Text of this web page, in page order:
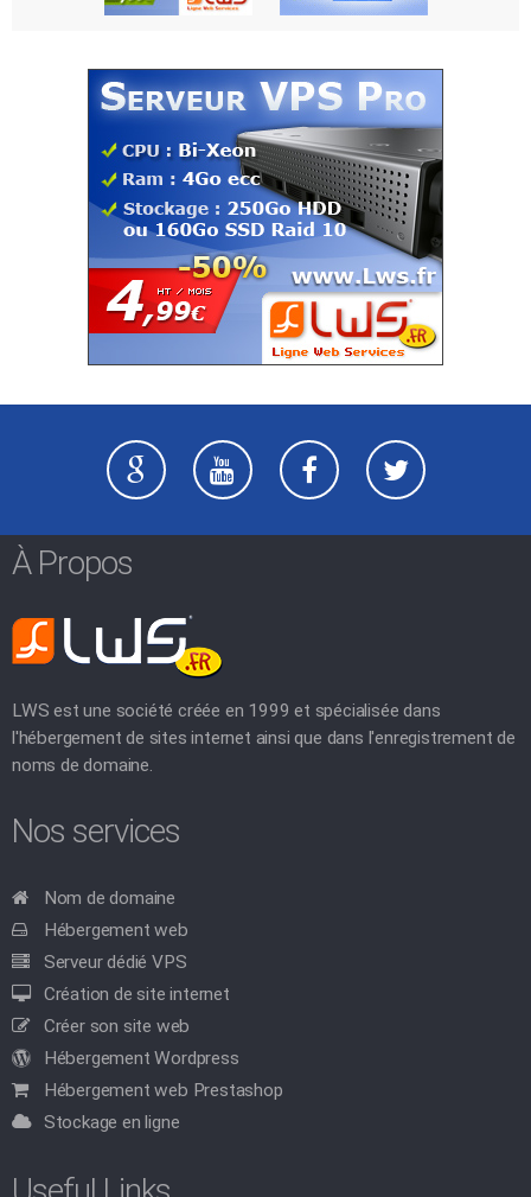
À Propos
LWS est une société créée en 1999 et spécialisée dans
l'hébergement de sites internet ainsi que dans l'enregistrement de
noms de domaine.
Nos services
Nom de domaine
Hébergement web
Serveur dédié VPS
Création de site internet
Créer son site web
Hébergement Wordpress
Hébergement web Prestashop
Stockage en ligne